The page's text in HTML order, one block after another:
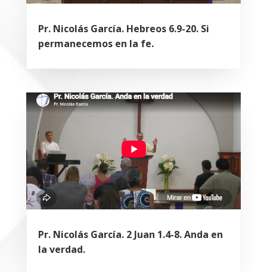
Pr. Nicolás García. Hebreos 6.9-20. Si
permanecemos en la fe.
Pr. Nicolás García. 2 Juan 1.4-8. Anda en
la verdad.